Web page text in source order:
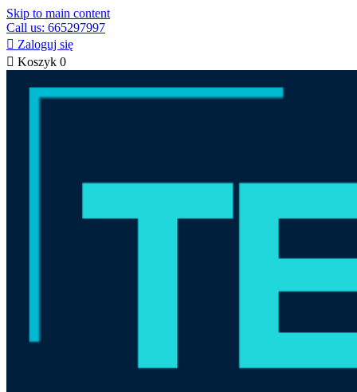
Skip to main content
Call us: 665297997
 Zaloguj się
 Koszyk 0